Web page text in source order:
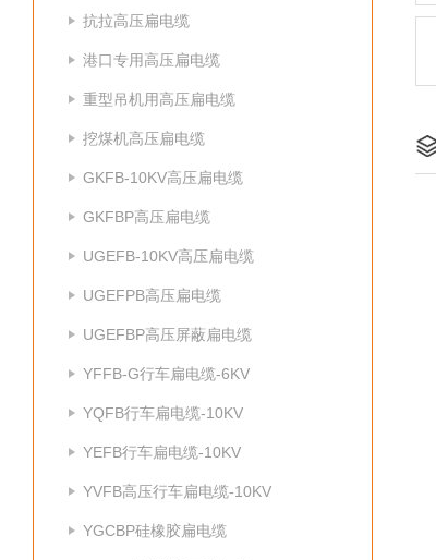
抗拉高压扁电缆
港口专用高压扁电缆
重型吊机用高压扁电缆
挖煤机高压扁电缆
GKFB-10KV高压扁电缆
GKFBP高压扁电缆
UGEFB-10KV高压扁电缆
UGEFPB高压扁电缆
UGEFBP高压屏蔽扁电缆
YFFB-G行车扁电缆-6KV
YQFB行车扁电缆-10KV
YEFB行车扁电缆-10KV
YVFB高压行车扁电缆-10KV
YGCBP硅橡胶扁电缆